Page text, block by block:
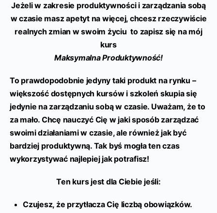
Jeżeli w zakresie produktywności i zarządzania sobą
w czasie masz apetyt na więcej, chcesz rzeczywiście
realnych zmian w swoim życiu to zapisz się na mój
kurs
Maksymalna Produktywność!
To prawdopodobnie jedyny taki produkt na rynku –
większość dostępnych kursów i szkoleń skupia się
jedynie na zarządzaniu sobą w czasie. Uważam, że to
za mało. Chcę nauczyć Cię w jaki sposób zarządzać
swoimi działaniami w czasie, ale również jak być
bardziej produktywną. Tak byś mogła ten czas
wykorzystywać najlepiej jak potrafisz!
Ten kurs jest dla Ciebie jeśli:
Czujesz, że przytłacza Cię liczbą obowiązków.